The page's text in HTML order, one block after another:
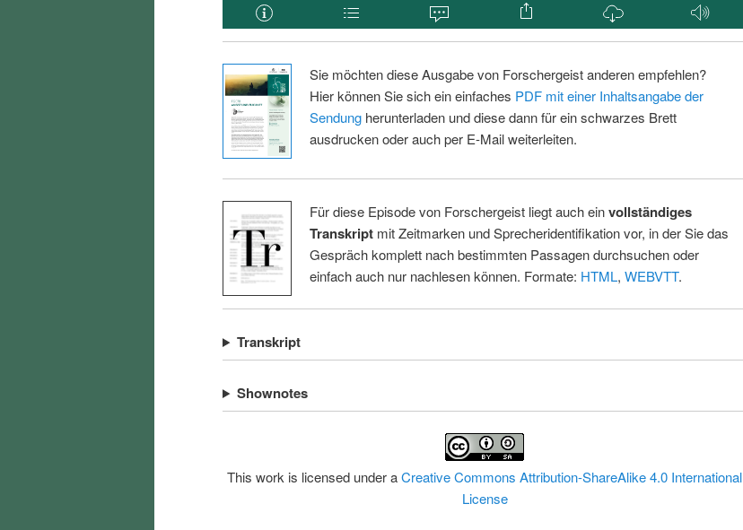
Sie möchten diese Ausgabe von Forschergeist anderen empfehlen?
Hier können Sie sich ein einfaches PDF mit einer Inhaltsangabe der
Sendungherunterladen und diese dann für ein schwarzes Brett
ausdrucken oder auch per E-Mail weiterleiten.
Für diese Episode von Forschergeist liegt auch einvollständiges
Transkriptmit Zeitmarken und Sprecheridentifikation vor, in der Sie das
Gespräch komplett nach bestimmten Passagen durchsuchen oder
einfach auch nur nachlesen können. Formate: HTML, WEBVTT.
Transkript
Shownotes
This work is licensed under aCreative Commons Attribution-ShareAlike 4.0 International
License